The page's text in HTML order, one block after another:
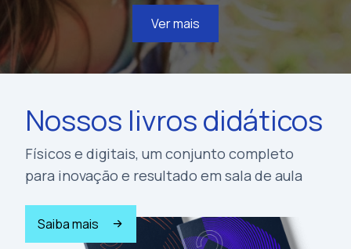
Ver mais
Nossos livros didáticos
Físicos e digitais, um conjunto completo
para inovação e resultado em sala de aula
Saiba mais